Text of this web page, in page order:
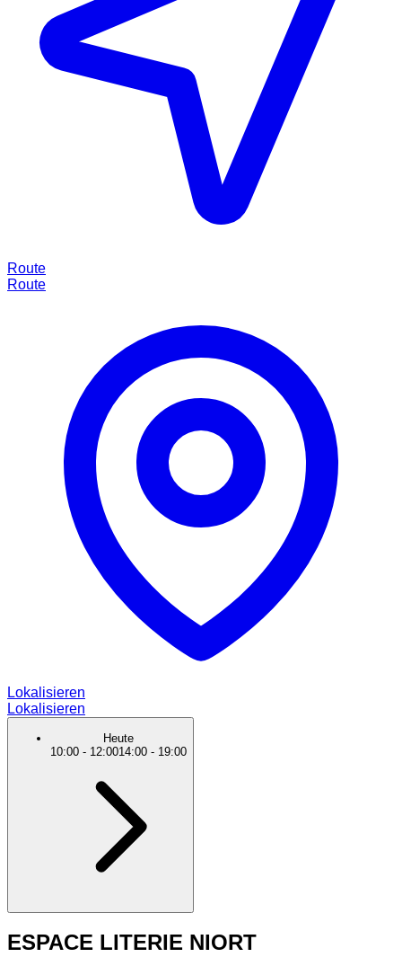
Route
Route
Lokalisieren
Lokalisieren
Heute
10:00 - 12:0014:00 - 19:00
ESPACE LITERIE NIORT